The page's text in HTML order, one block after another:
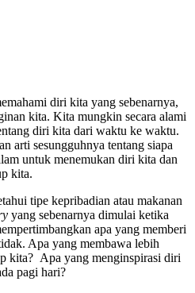
diri kita yang sebenarnya,
kita. Kita mungkin secara alami
diri kita dari waktu ke waktu.
arti sesungguhnya tentang siapa
untuk menemukan diri kita dan
kita.
tipe kepribadian atau makanan
yang sebenarnya dimulai ketika
apa yang memberi
Apa yang membawa lebih
kita? Apa yang menginspirasi diri
pagi hari?